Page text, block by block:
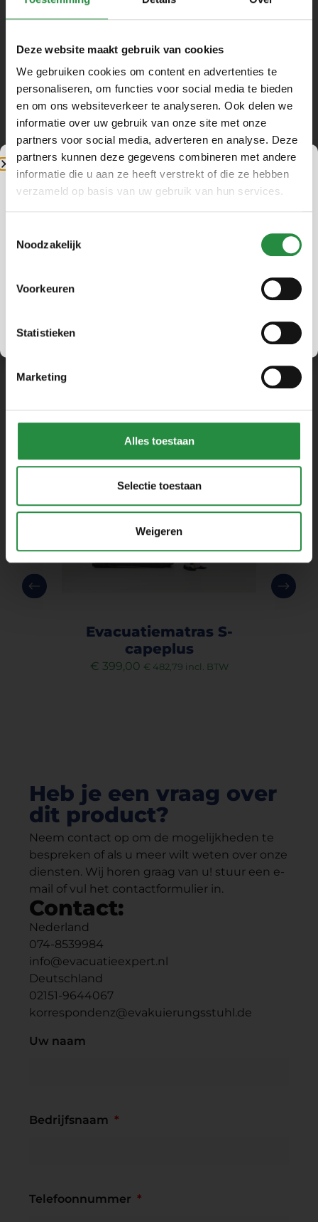
Deze website maakt gebruik van cookies
We gebruiken cookies om content en advertenties te
personaliseren, om functies voor social media te bieden
en om ons websiteverkeer te analyseren. Ook delen we
informatie over uw gebruik van onze site met onze
partners voor social media, adverteren en analyse. Deze
partners kunnen deze gegevens combineren met andere
informatie die u aan ze heeft verstrekt of die ze hebben
verzameld op basis van uw gebruik van hun services.
Noodzakelijk
Voorkeuren
Statistieken
Marketing
Alles toestaan
Selectie toestaan
Weigeren
<iframe width=”1236″ height=”695″
src=”https://www.youtube.com/embed/6MeU6-
Ps5-M” title=”Excel Evacuation Chair
Instructional Video” frameborder=”0″
allow=”accelerometer; autoplay; clipboard-
write; encrypted-media; gyroscope;
picture-in-picture; web-share”
Experts kozen ook voor
Evacuatiematras S-
capeplus
€ 399,00 € 482,79 incl. BTW
Heb je een vraag over
dit product?
Neem contact op om de mogelijkheden te
bespreken of als u meer wilt weten over onze
diensten. Wij horen graag van u! stuur een e-
mail of vul het contactformulier in.
Contact:
Nederland
074-8539984
info@evacuatieexpert.nl
Deutschland
02151-9644067
korrespondenz@evakuierungsstuhl.de
Uw naam
Bedrijfsnaam
Telefoonnummer
Let op: 2 weken
I.v.m. onze zomersluiting zijn wij
We staan vanaf
maandag 10 augustus